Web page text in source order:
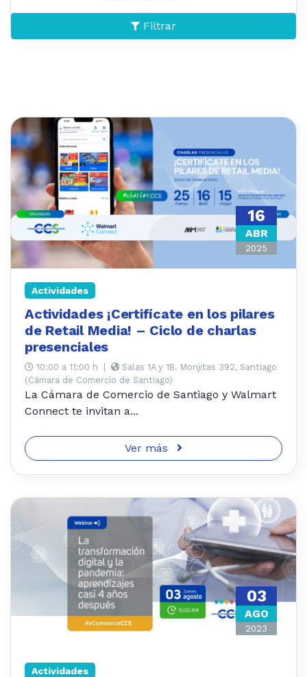
Filtrar
16
ABR
2025
Actividades
Actividades ¡Certifícate en los pilares
de Retail Media! – Ciclo de charlas
presenciales
10:00 a 11:00 h
Salas 1A y 1B. Monjitas 392, Santiago
(Cámara de Comercio de Santiago)
La Cámara de Comercio de Santiago y Walmart
Connect te invitan a...
Ver más
03
AGO
2023
Actividades